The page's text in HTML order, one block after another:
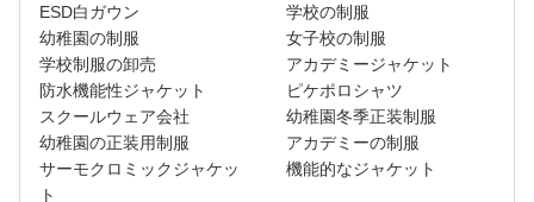
ESD白ガウン
学校の制服
幼稚園の制服
女子校の制服
学校制服の卸売
アカデミージャケット
防水機能性ジャケット
ピケポロシャツ
スクールウェア会社
幼稚園冬季正装制服
幼稚園の正装用制服
アカデミーの制服
サーモクロミックジャケッ
ト
機能的なジャケット